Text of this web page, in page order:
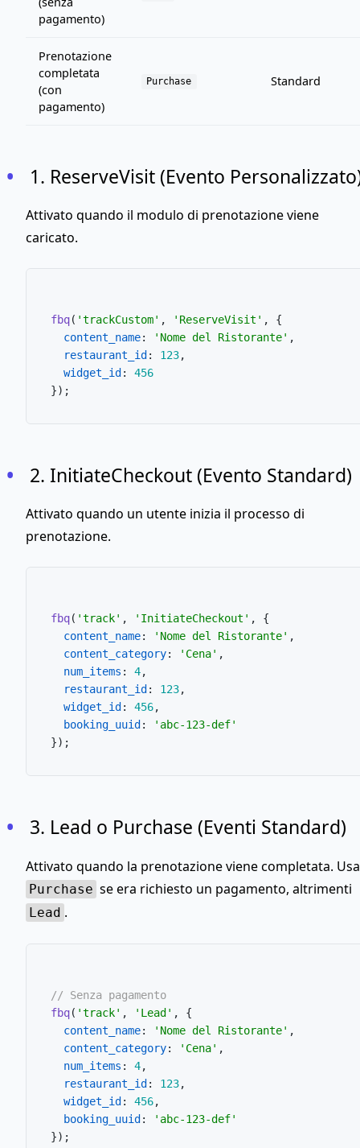
pagamento)
Prenotazione
completata
(con
pagamento)
Purchase Standard
1. ReserveVisit (Evento
Attivato quando il modulo di prenotazione viene
caricato.
fbq( 'trackCustom' , 'ReserveVisit' , {
content_name: 'Nome del Ristorante' ,
restaurant_id : 123,
widget_id : 456
2. InitiateCheckout (Evento Standard)
Attivato quando un utente inizia il processo di
prenotazione.
fbq( 'track' , 'InitiateCheckout' , {
content_name: 'Nome del Ristorante' ,
content_category: 'Cena' ,
num_items : 4,
restaurant_id : 123,
widget_id : 456,
booking_uuid :
'abc-123-def'
3. Lead o Purchase (Eventi Standard)
Attivato quando la prenotazione viene completata. Usa
Purchase se era richiesto un pagamento, altrimenti
Lead .
// Senza pagamento
fbq( 'track' , 'Lead' , {
content_name: 'Nome del Ristorante' ,
content_category: 'Cena' ,
num_items : 4,
restaurant_id: 123,
widget_id: 456,
booking_uuid:
'abc-123-def'
});